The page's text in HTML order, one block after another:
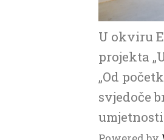
U okviru
projekta
„Od
svjedoče